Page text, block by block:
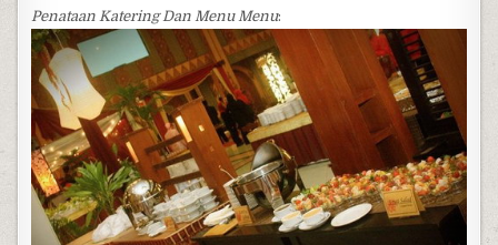
Penataan Katering Dan Menu Menu: